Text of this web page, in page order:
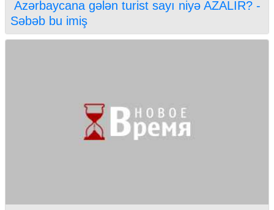
Azərbaycana gələn turist sayı niyə AZALIR? -
Səbəb bu imiş